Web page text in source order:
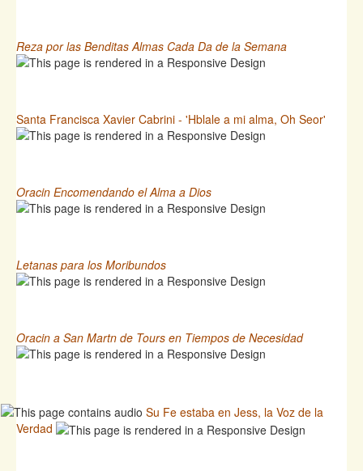
Reza por las Benditas Almas Cada Da de la Semana
Santa Francisca Xavier Cabrini - 'Hblale a mi alma, Oh Seor'
Oracin Encomendando el Alma a Dios
Letanas para los Moribundos
Oracin a San Martn de Tours en Tiempos de Necesidad
Su Fe estaba en Jess, la Voz de la
Verdad